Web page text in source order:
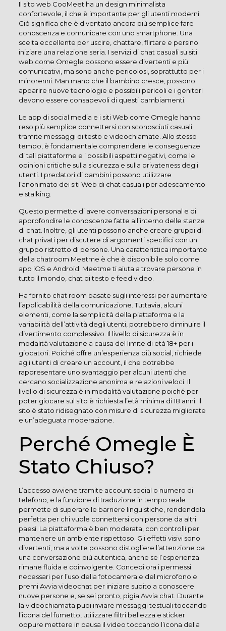
Il sito web CooMeet ha un design minimalista
confortevole, il che è importante per gli utenti moderni.
Ciò significa che è diventato ancora più semplice fare
conoscenza e comunicare con uno smartphone. Una
scelta eccellente per uscire, chattare, flirtare e persino
iniziare una relazione seria. I servizi di chat casuali su siti
web come Omegle possono essere divertenti e più
comunicativi, ma sono anche pericolosi, soprattutto per i
minorenni. Man mano che il bambino cresce, possono
apparire nuove tecnologie e possibili pericoli e i genitori
devono essere consapevoli di questi cambiamenti.
Le app di social media e i siti Web come Omegle hanno
reso più semplice connettersi con sconosciuti casuali
tramite messaggi di testo e videochiamate. Allo stesso
tempo, è fondamentale comprendere le conseguenze
di tali piattaforme e i possibili aspetti negativi, come le
opinioni critiche sulla sicurezza e sulla privateness degli
utenti. I predatori di bambini possono utilizzare
l’anonimato dei siti Web di chat casuali per adescamento
e stalking.
Questo permette di avere conversazioni personal e di
approfondire le conoscenze fatte all’interno delle stanze
di chat. Inoltre, gli utenti possono anche creare gruppi di
chat privati per discutere di argomenti specifici con un
gruppo ristretto di persone. Una caratteristica importante
della chatroom Meetme è che è disponibile solo come
app iOS e Android. Meetme ti aiuta a trovare persone in
tutto il mondo, chat di testo e feed video.
Ha fornito chat room basate sugli interessi per aumentare
l’applicabilità della comunicazione. Tuttavia, alcuni
elementi, come la semplicità della piattaforma e la
variabilità dell’attività degli utenti, potrebbero diminuire il
divertimento complessivo. Il livello di sicurezza è in
modalità valutazione a causa del limite di età 18+ per i
giocatori. Poiché offre un’esperienza più social, richiede
agli utenti di creare un account, il che potrebbe
rappresentare uno svantaggio per alcuni utenti che
cercano socializzazione anonima e relazioni veloci. Il
livello di sicurezza è in modalità valutazione poiché per
poter giocare sul sito è richiesta l’età minima di 18 anni. Il
sito è stato ridisegnato con misure di sicurezza migliorate
e un’adeguata moderazione.
Perché Omegle È
Stato Chiuso?
L’accesso avviene tramite account social o numero di
telefono, e la funzione di traduzione in tempo reale
permette di superare le barriere linguistiche, rendendola
perfetta per chi vuole connettersi con persone da altri
paesi. La piattaforma è ben moderata, con controlli per
mantenere un ambiente rispettoso. Gli effetti visivi sono
divertenti, ma a volte possono distogliere l’attenzione da
una conversazione più autentica, anche se l’esperienza
rimane fluida e coinvolgente. Concedi ora i permessi
necessari per l’uso della fotocamera e del microfono e
premi Avvia videochat per iniziare subito a conoscere
nuove persone e, se sei pronto, pigia Avvia chat. Durante
la videochiamata puoi inviare messaggi testuali toccando
l’icona del fumetto, utilizzare filtri bellezza e sticker
oppure mettere in pausa il video toccando l’icona della